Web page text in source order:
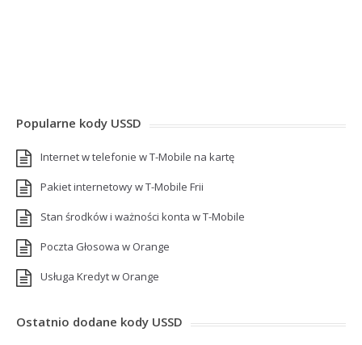
Popularne kody USSD
Internet w telefonie w T-Mobile na kartę
Pakiet internetowy w T-Mobile Frii
Stan środków i ważności konta w T-Mobile
Poczta Głosowa w Orange
Usługa Kredyt w Orange
Ostatnio dodane kody USSD